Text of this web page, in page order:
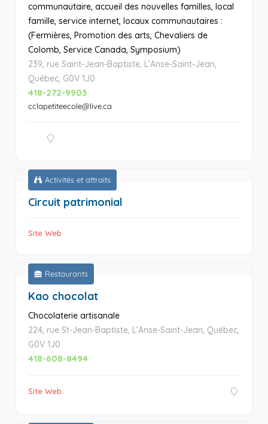
communautaire, accueil des nouvelles familles, local
famille, service internet, locaux communautaires :
(Fermières, Promotion des arts, Chevaliers de
Colomb, Service Canada, Symposium)
239, rue Saint-Jean-Baptiste, L’Anse-Saint-Jean,
Québec, G0V 1J0
418-272-9903
cclapetiteecole@live.ca
Activités et attraits
Circuit patrimonial
Site Web
Restaurants
Kao chocolat
Chocolaterie artisanale
224, rue St-Jean-Baptiste, L’Anse-Saint-Jean, Québec,
G0V 1J0
418-608-8494
Site Web